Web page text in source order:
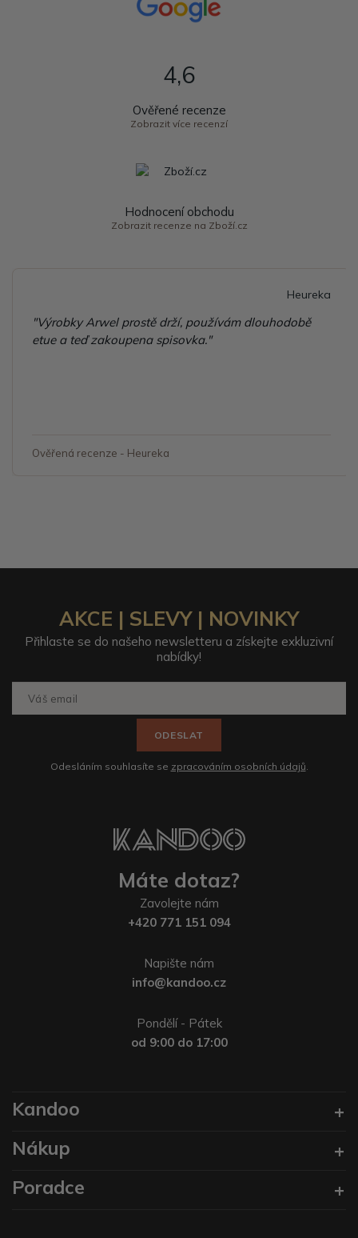
4,6
Ověřené recenze
Zobrazit více recenzí
Hodnocení obchodu
Zobrazit recenze na Zboží.cz
Heureka
"Výrobky Arwel prostě drží, používám dlouhodobě
etue a teď zakoupena spisovka."
Ověřená recenze - Heureka
AKCE | SLEVY | NOVINKY
Přihlaste se do našeho newsletteru a získejte exkluzivní
nabídky!
ODESLAT
Odesláním souhlasíte se zpracováním osobních údajů.
Máte dotaz?
Zavolejte nám
+420 771 151 094
Napište nám
info@kandoo.cz
Pondělí - Pátek
od 9:00 do 17:00
Kandoo
Nákup
Poradce